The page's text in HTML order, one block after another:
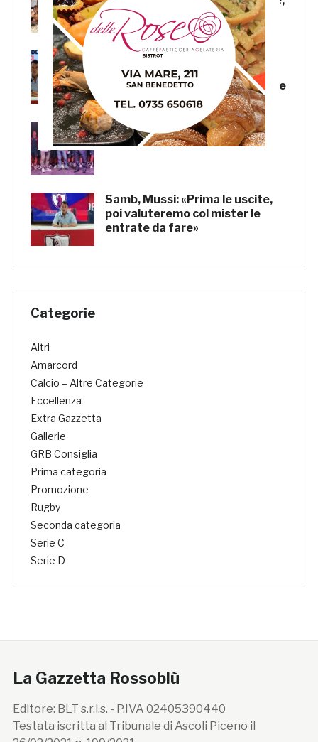
a Imperial Beach la Coppa Italia
Samb, il “doppio mercato” di
Andrea Mussi: per il d.s. un
grande lavoro anche sulle uscite
Samb, la presentazione della
squadra venerdì 7 agosto
Samb, Mussi: «Prima le uscite,
poi valuteremo col mister le
entrate da fare»
Categorie
Altri
Amarcord
Calcio – Altre Categorie
Eccellenza
Extra Gazzetta
Gallerie
GRB Consiglia
Prima categoria
Promozione
Rugby
Seconda categoria
Serie C
Serie D
La Gazzetta Rossoblù
Editore: BLT s.r.l.s. - P.IVA 02405390440
Testata iscritta al Tribunale di Ascoli Piceno il